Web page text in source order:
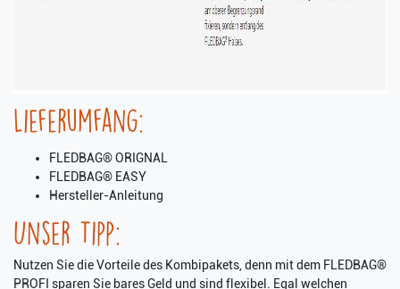
Lieferumfang:
FLEDBAG® ORIGNAL
FLEDBAG® EASY
Hersteller-Anleitung
Unser Tipp:
Nutzen Sie die Vorteile des Kombipakets, denn mit dem FLEDBAG®
PROFI sparen Sie bares Geld und sind flexibel. Egal welchen